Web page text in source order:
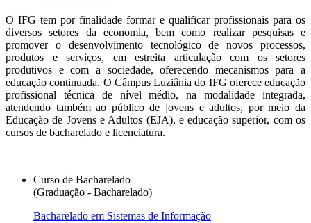
O IFG tem por finalidade formar e qualificar profissionais para os
diversos setores da economia, bem como realizar pesquisas e
promover o desenvolvimento tecnológico de novos processos,
produtos e serviços, em estreita articulação com os setores
produtivos e com a sociedade, oferecendo mecanismos para a
educação continuada. O Câmpus Luziânia do IFG oferece educação
profissional técnica de nível médio, na modalidade integrada,
atendendo também ao público de jovens e adultos, por meio da
Educação de Jovens e Adultos (EJA), e educação superior, com os
cursos de bacharelado e licenciatura.
Curso de Bacharelado
(Graduação - Bacharelado)
Bacharelado em Sistemas de Informação